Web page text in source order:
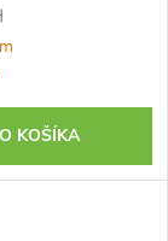
KOŠÍKA